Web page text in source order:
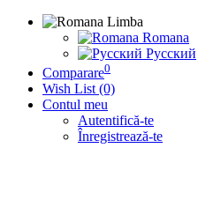
Limba
Romana
Русский
Comparare0
Wish List (0)
Contul meu
Autentifică-te
Înregistrează-te